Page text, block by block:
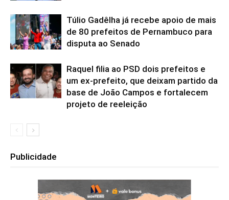
Túlio Gadêlha já recebe apoio de mais
de 80 prefeitos de Pernambuco para
disputa ao Senado
Raquel filia ao PSD dois prefeitos e
um ex-prefeito, que deixam partido da
base de João Campos e fortalecem
projeto de reeleição
Publicidade